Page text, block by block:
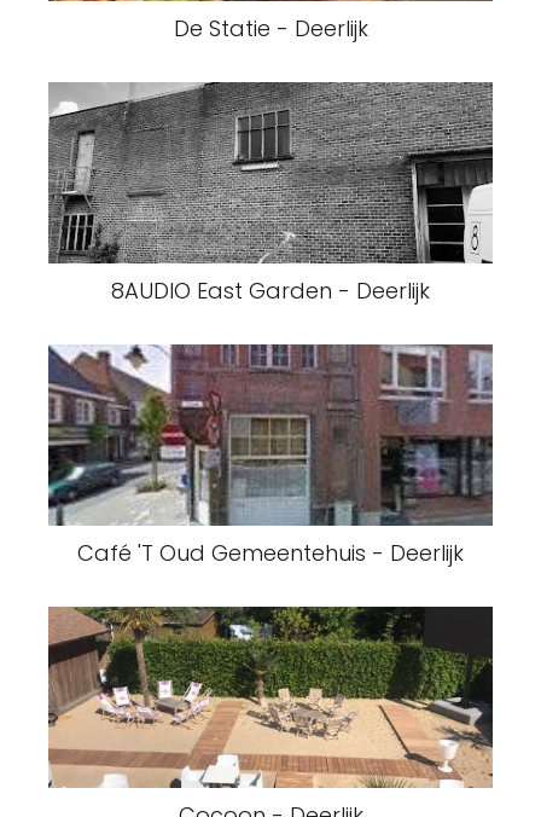
De Statie - Deerlijk
8AUDIO East Garden - Deerlijk
Café 'T Oud Gemeentehuis - Deerlijk